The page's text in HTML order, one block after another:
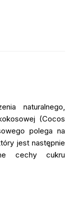
naturalnego,
(Cocos
polega na
jest następnie
cechy cukru